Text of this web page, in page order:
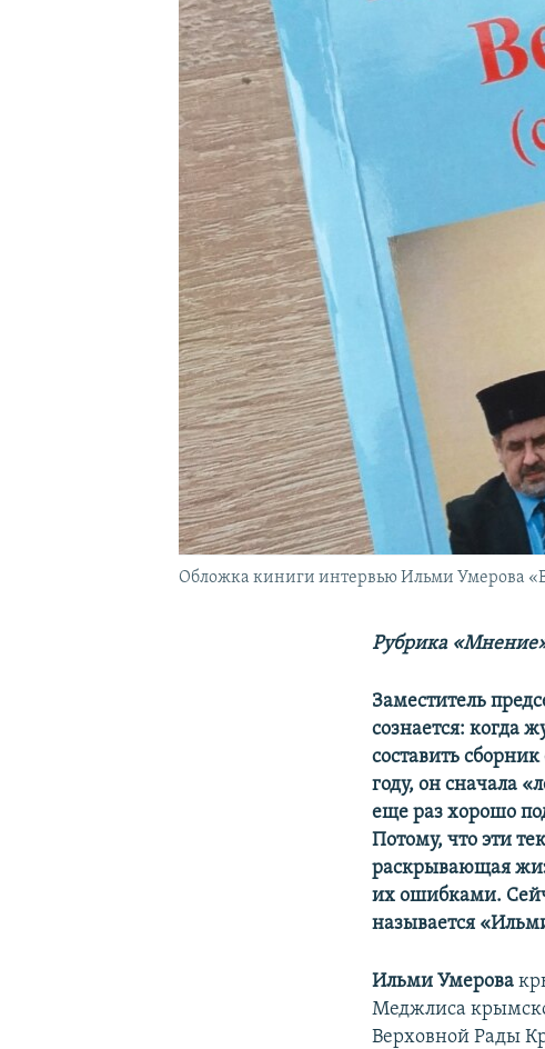
КРЫМ.НЕПОКОРЕННЫЙ
УКРАИНСКАЯ ПРОБЛЕМА КРЫМА
Обложка киниги интервью Ильми Умерова
Рубрика
Заместитель
сознается: когда
составить
году, он сначала
еще раз хорошо
Потому, что эти
раскрывающая
их ошибками.
называется
Ильми Умерова
Меджлиса
Верховной Рады